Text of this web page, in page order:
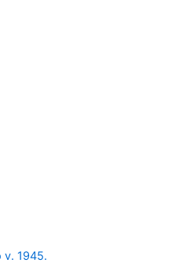
v. 1945.